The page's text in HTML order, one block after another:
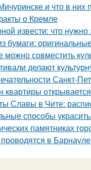
и что в них
о Кремле
извести: что нужно
бумаги:
можно совместить
делают
Санкт-
квартиры
Славы в Чите:
способы
памятниках
в